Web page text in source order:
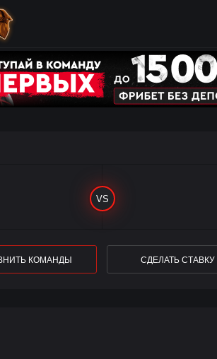
КОМАНДЫ СДЕЛАТЬ СТАВКУ